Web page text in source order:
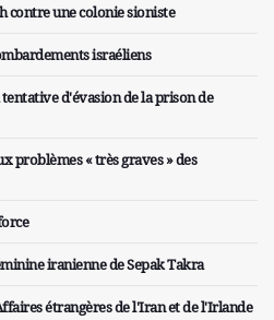
contre une colonie sioniste
israéliens
d'évasion de la prison de
problèmes « très graves » des
iranienne de Sepak Takra
étrangères de l'Iran et de l'Irlande